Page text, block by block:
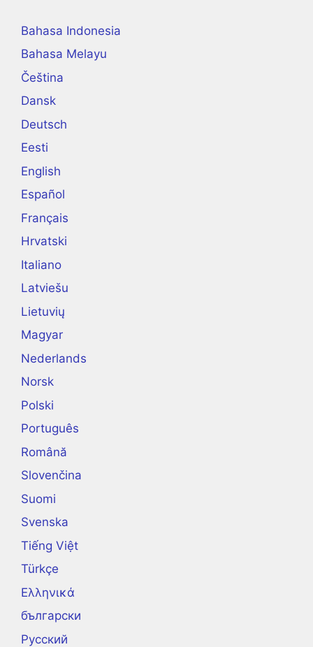
Bahasa Indonesia
Bahasa Melayu
Čeština
Dansk
Deutsch
Eesti
English
Español
Français
Hrvatski
Italiano
Latviešu
Lietuvių
Magyar
Nederlands
Norsk
Polski
Português
Română
Slovenčina
Suomi
Svenska
Tiếng Việt
Türkçe
Ελληνικά
български
Русский